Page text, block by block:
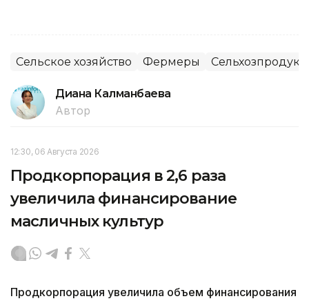
Сельское хозяйство Фермеры
Диана Калманбаева
Автор
12:30, 06 Августа 2026
Продкорпорация в 2,6 раза
увеличила финансирование
масличных культур
Продкорпорация увеличила объем финансирования